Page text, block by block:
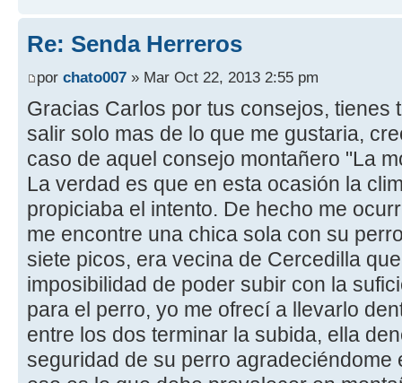
Re: Senda Herreros
por chato007 » Mar Oct 22, 2013 2:55 pm
Gracias Carlos por tus consejos, tienes
salir solo mas de lo que me gustaria,
caso de aquel consejo montañero "La
La verdad es que en esta ocasión la
propiciaba el intento. De hecho me
me encontre una chica sola con su
siete picos, era vecina de Cercedilla
imposibilidad de poder subir con la
para el perro, yo me ofrecí a llevarlo
entre los dos terminar la subida, ella
seguridad de su perro agradeciéndome